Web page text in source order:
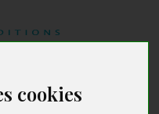
cookies